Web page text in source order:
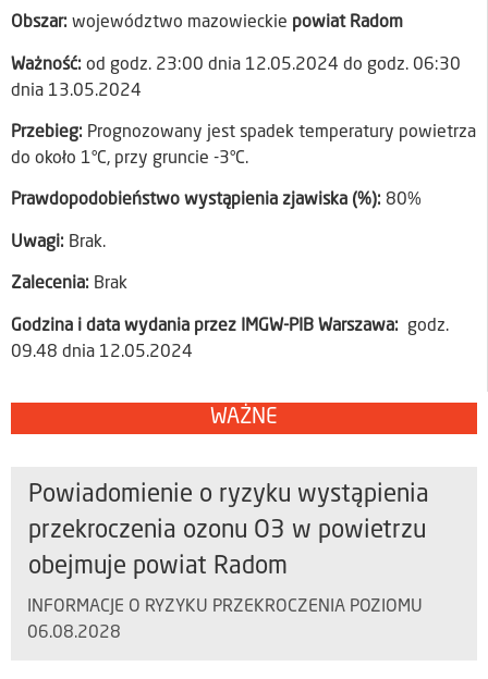
Obszar: województwo mazowieckie powiat Radom
Ważność: od godz. 23:00 dnia 12.05.2024 do godz. 06:30
dnia 13.05.2024
Przebieg: Prognozowany jest spadek temperatury powietrza
do około 1°C, przy gruncie -3°C.
Prawdopodobieństwo wystąpienia zjawiska (%): 80%
Uwagi: Brak.
Zalecenia: Brak
Godzina i data wydania przez IMGW-PIB Warszawa:
godz.
09.48 dnia 12.05.2024
WAŻNE
Powiadomienie o ryzyku wystąpienia
przekroczenia ozonu O3 w powietrzu
obejmuje powiat Radom
INFORMACJE O RYZYKU PRZEKROCZENIA POZIOMU
06.08.2028